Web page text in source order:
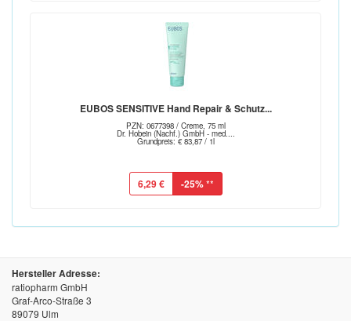
EUBOS SENSITIVE Hand Repair & Schutz...
PZN: 0677398 / Creme, 75 ml
Dr. Hobein (Nachf.) GmbH - med....
Grundpreis: € 83,87 / 1l
6,29 € -25%**
Hersteller Adresse:
ratiopharm GmbH
Graf-Arco-Straße 3
89079 Ulm